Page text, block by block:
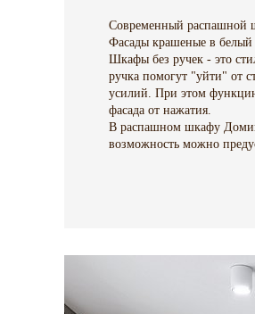
Современный распашной
Фасады крашеные в белый
Шкафы без ручек - это
ручка помогут "уйти" от
усилий. При этом
фасада от нажатия.
В распашном шкафу
возможность можно